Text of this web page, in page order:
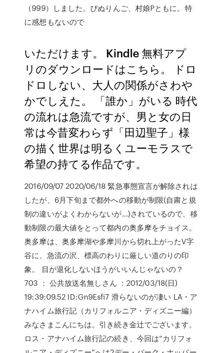
（999）しました。ぴぬりんご、村娘Pともに。特
に感想もないので
いただけます。 Kindle 無料アプ
リのダウンロードはこちら。 ドロ
ドロしない、大人の関係がさわや
かでしえた。 「誰か」がいる 時代
の流れは急流ですが、男と女の日
常は今昔変わらず「田辺聖子」様
の描く世界は明るくユーモラスで
希望の持てる作品です。
2016/09/07 2020/06/18 緊急事態宣言が解除されは
したが、6月下旬まで都外への移動が制限(自粛と規
制の違いがよくわからないが…)されているので、移
動制限の最大値をとって都内の奥多摩をチョイス。
奥多摩は、奥多摩湖や多摩川から切れ上がったV字
谷に、急流の沢、標高のわりに厳しい道のりの印
象。 目が退化しないほうがいいんじゃないの？
703 ： 公共放送名無しさん ：2012/03/18(日)
19:39:09.52 ID:Gn9Esfi7 滑らないのが凄い LA・ア
ナハイム旅行記（カリフォルニア・ディズニー編）
みなさまこんにちは。引き続き金辻でございます。
ロス・アナハイム旅行記の続き、今回は“カリフォ